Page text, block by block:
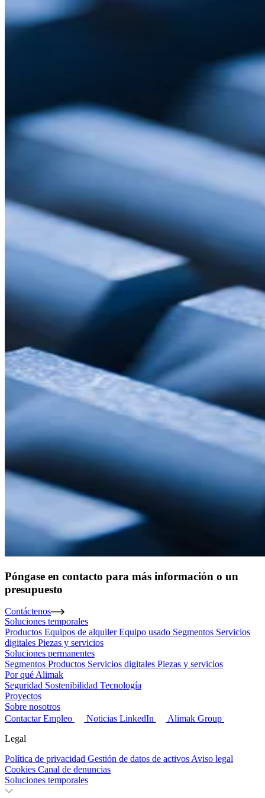
Póngase en contacto para más información o un
presupuesto
Contáctenos
Soluciones temporales
Productos Equipos de alquiler Equipo usado Segmentos Servicios
digitales Piezas y servicios
Soluciones permanentes
Segmentos Productos Servicios digitales Piezas y servicios
Por qué Alimak
Seguridad Sostenibilidad Tecnología
Proyectos
Sobre nosotros
Contactar Empleo Noticias LinkedIn
Alimak Group
Legal
Política de privacidad Gestión de datos de activosAviso legal
Cookies Canal de denuncias
Soluciones temporales